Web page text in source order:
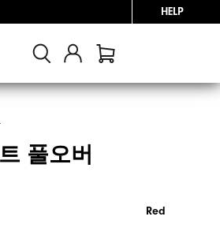
HELP
풀오버
Red